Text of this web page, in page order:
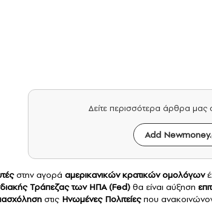
Δείτε περισσότερα άρθρα μας
Add
στην αγορά αμερικανικών κρατικών ομολόγων
Τράπεζας των ΗΠΑ (Fed) θα είναι αύξηση
στις Ηνωμένες Πολιτείεςπου